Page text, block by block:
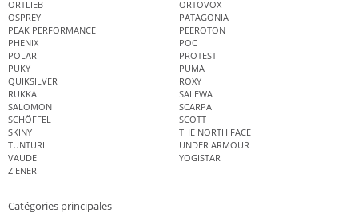
ORTLIEB
ORTOVOX
OSPREY
PATAGONIA
PEAK PERFORMANCE
PEEROTON
PHENIX
POC
POLAR
PROTEST
PUKY
PUMA
QUIKSILVER
ROXY
RUKKA
SALEWA
SALOMON
SCARPA
SCHÖFFEL
SCOTT
SKINY
THE NORTH FACE
TUNTURI
UNDER ARMOUR
VAUDE
YOGISTAR
ZIENER
Catégories principales